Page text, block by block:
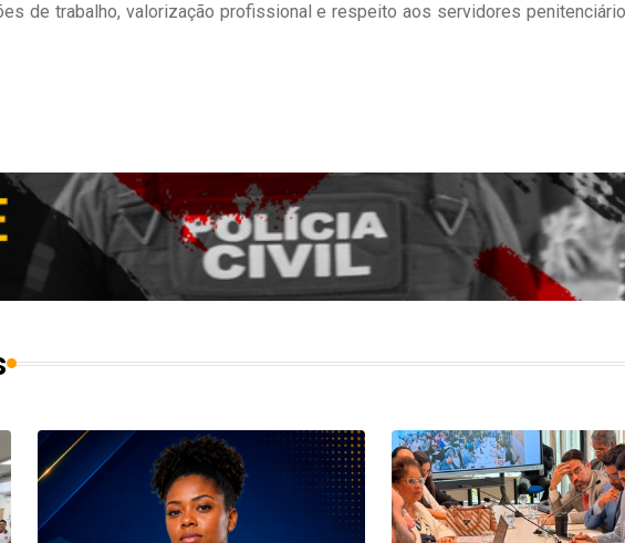
de trabalho, valorização profissional e respeito aos servidores